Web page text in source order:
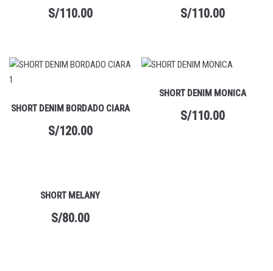
S/110.00 S/110.00
SHORT DENIM BORDADO CIARA
S/120.00
SHORT DENIM MONICA
S/110.00
SHORT MELANY
S/80.00